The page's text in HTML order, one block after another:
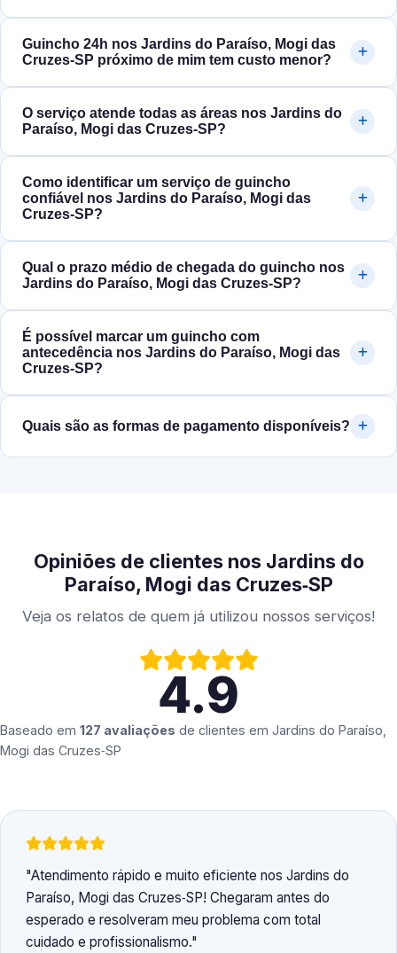
Guincho 24h nos Jardins do Paraíso, Mogi das
Cruzes‑SP próximo de mim tem custo menor?
O serviço atende todas as áreas nos Jardins do
Paraíso, Mogi das Cruzes‑SP?
Como identificar um serviço de guincho
confiável nos Jardins do Paraíso, Mogi das
Cruzes‑SP?
Qual o prazo médio de chegada do guincho nos
Jardins do Paraíso, Mogi das Cruzes‑SP?
É possível marcar um guincho com
antecedência nos Jardins do Paraíso, Mogi das
Cruzes‑SP?
Quais são as formas de pagamento disponíveis?
Opiniões de clientes nos Jardins do
Paraíso, Mogi das Cruzes‑SP
Veja os relatos de quem já utilizou nossos serviços!
4.9
Baseado em 127 avaliações de clientes em Jardins do Paraíso,
Mogi das Cruzes‑SP
Atendimento rápido e muito eficiente nos Jardins do
Paraíso, Mogi das Cruzes‑SP! Chegaram antes do
esperado e resolveram meu problema com total
cuidado e profissionalismo.